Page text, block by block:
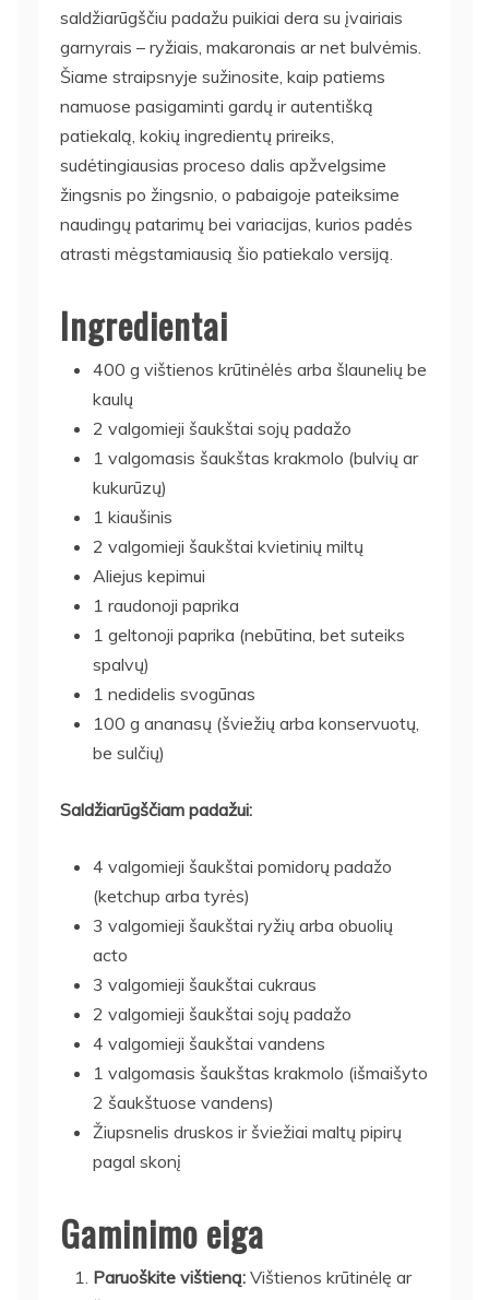
saldžiarūgščiu padažu puikiai dera su įvairiais
garnyrais – ryžiais, makaronais ar net bulvėmis.
Šiame straipsnyje sužinosite, kaip patiems
namuose pasigaminti gardų ir autentišką
patiekalą, kokių ingredientų prireiks,
sudėtingiausias proceso dalis apžvelgsime
žingsnis po žingsnio, o pabaigoje pateiksime
naudingų patarimų bei variacijas, kurios padės
atrasti mėgstamiausią šio patiekalo versiją.
Ingredientai
400 g vištienos krūtinėlės arba šlaunelių be
kaulų
2 valgomieji šaukštai sojų padažo
1 valgomasis šaukštas krakmolo (bulvių ar
kukurūzų)
1 kiaušinis
2 valgomieji šaukštai kvietinių miltų
Aliejus kepimui
1 raudonoji paprika
1 geltonoji paprika (nebūtina, bet suteiks
spalvų)
1 nedidelis svogūnas
100 g ananasų (šviežių arba konservuotų,
be sulčių)
Saldžiarūgščiam padažui:
4 valgomieji šaukštai pomidorų padažo
(ketchup arba tyrės)
3 valgomieji šaukštai ryžių arba obuolių
acto
3 valgomieji šaukštai cukraus
2 valgomieji šaukštai sojų padažo
4 valgomieji šaukštai vandens
1 valgomasis šaukštas krakmolo (išmaišyto
2 šaukštuose vandens)
Žiupsnelis druskos ir šviežiai maltų pipirų
pagal skonį
Gaminimo eiga
Paruoškite vištieną: Vištienos krūtinėlę ar